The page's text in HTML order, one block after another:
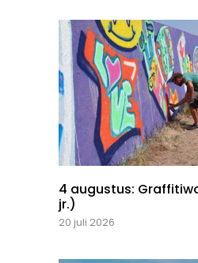
4 augustus:
jr.)
20 juli 2026